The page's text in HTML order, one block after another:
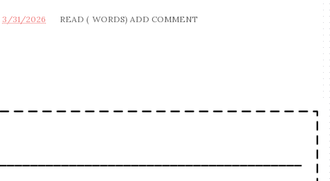
3/31/2026 READ ( WORDS) ADD COMMENT